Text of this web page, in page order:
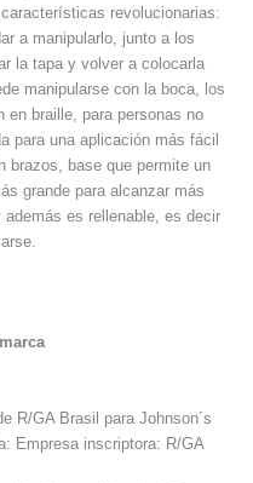
revolucionarias:
a manipularlo, junto a los
la tapa y volver a colocarla
manipularse con la boca, los
en braille, para personas no
para una aplicación más fácil
brazos, base que permite un
grande para alcanzar más
es rellenable, es decir
R/GA Brasil para Johnson´s
Empresa inscriptora: R/GA